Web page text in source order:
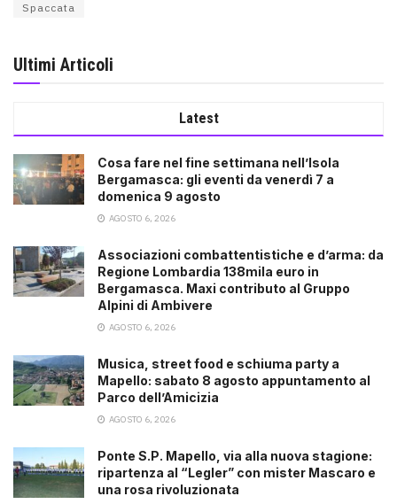
Spaccata
Ultimi Articoli
Latest
Cosa fare nel fine settimana nell’Isola
Bergamasca: gli eventi da venerdì 7 a
domenica 9 agosto
AGOSTO 6, 2026
Associazioni combattentistiche e d’arma: da
Regione Lombardia 138mila euro in
Bergamasca. Maxi contributo al Gruppo
Alpini di Ambivere
AGOSTO 6, 2026
Musica, street food e schiuma party a
Mapello: sabato 8 agosto appuntamento al
Parco dell’Amicizia
AGOSTO 6, 2026
Ponte S.P. Mapello, via alla nuova stagione:
ripartenza al “Legler” con mister Mascaro e
una rosa rivoluzionata